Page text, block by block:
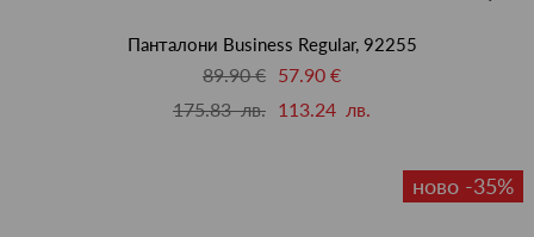
Панталони Business Regular, 92255
89.90 € 57.90 €
175.83 лв. 113.24 лв.
ново -35%